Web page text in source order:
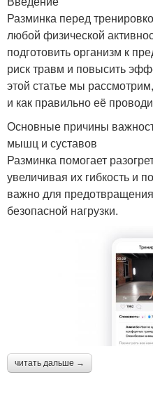
Разминка перед
любой физической
подготовить организм к
риск травм и повысить
этой статье мы
и как правильно её
Основные причины
мышц и суставов
Разминка помогает
увеличивая их гибкость и
важно для
безопасной нагрузки.
читать дальше →